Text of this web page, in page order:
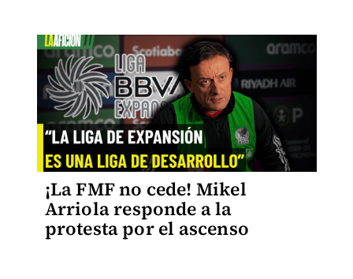
¡La FMF no cede! Mikel
Arriola responde a la
protesta por el ascenso